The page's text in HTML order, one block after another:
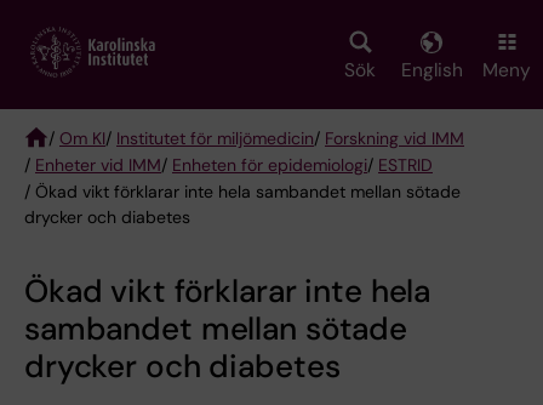
main
Sök English Meny
Breadcrumb
/ Om KI/ Institutet för miljömedicin/ Forskning vid IMM
/ Enheter vid IMM/ Enheten för epidemiologi/ ESTRID
/ Ökad vikt förklarar inte hela sambandet mellan sötade
drycker och diabetes
Ökad vikt förklarar inte hela
sambandet mellan sötade
drycker och diabetes